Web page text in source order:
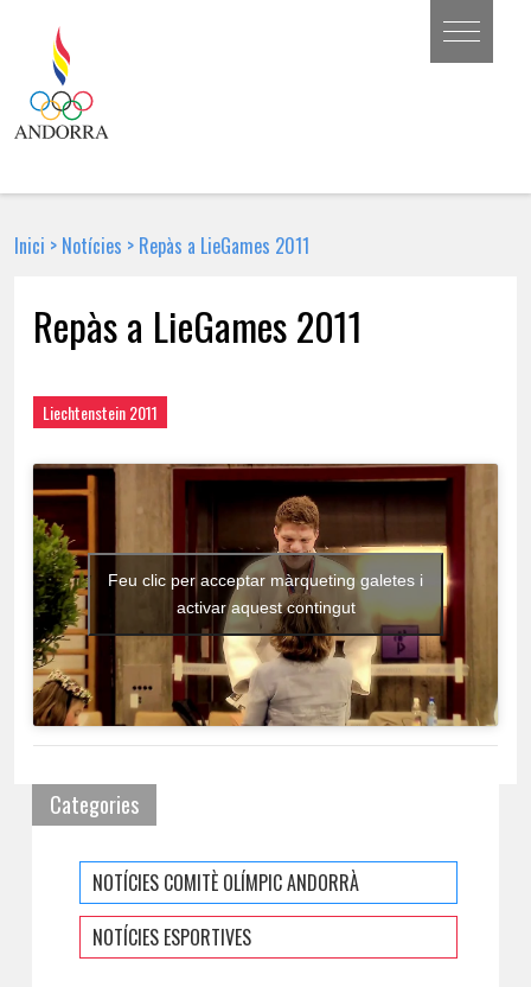
Inici > Notícies > Repàs a LieGames 2011
Repàs a LieGames 2011
Liechtenstein 2011
Feu clic per acceptar màrqueting galetes i
activar aquest contingut
Categories
NOTÍCIES COMITÈ OLÍMPIC ANDORRÀ
NOTÍCIES ESPORTIVES